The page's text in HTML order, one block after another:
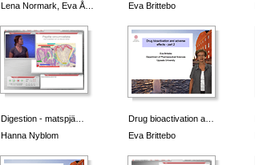
Lena Normark, Eva Å…
Eva Brittebo
Digestion - matspjä…
Hanna Nyblom
Drug bioactivation a…
Eva Brittebo